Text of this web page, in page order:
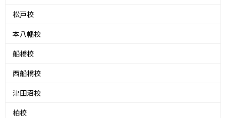
松戸校
本八幡校
船橋校
西船橋校
津田沼校
柏校